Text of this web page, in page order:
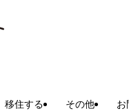
移住する その他 お